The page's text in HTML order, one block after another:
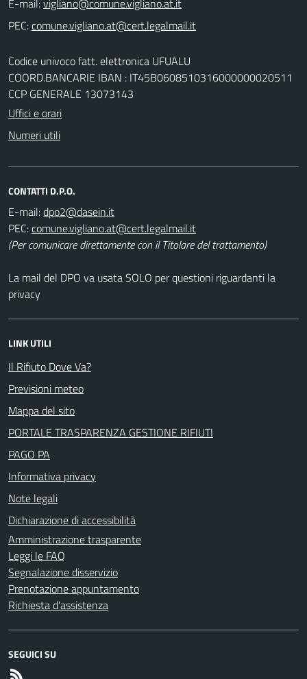
PEC:
Codice univoco fatt. elettronica UFUALU
COORD.BANCARIE IBAN : IT45B0608510316000000020511
CCP GENERALE 13073143
Uffici e orari
Numeri utili
CONTATTI D.P.O.
E-mail:
PEC:
(Per comunicare direttamente con il Titolare del trattamento)
La mail del DPO va usata SOLO per questioni riguardanti la
privacy
LINK UTILI
Il Rifiuto Dove Va?
Previsioni meteo
Mappa del sito
PORTALE TRASPARENZA GESTIONE RIFIUTI
PAGO PA
Informativa privacy
Note legali
Dichiarazione di accessibilità
Amministrazione trasparente
Leggi le FAQ
Segnalazione disservizio
Prenotazione appuntamento
Richiesta d'assistenza
SEGUICI SU